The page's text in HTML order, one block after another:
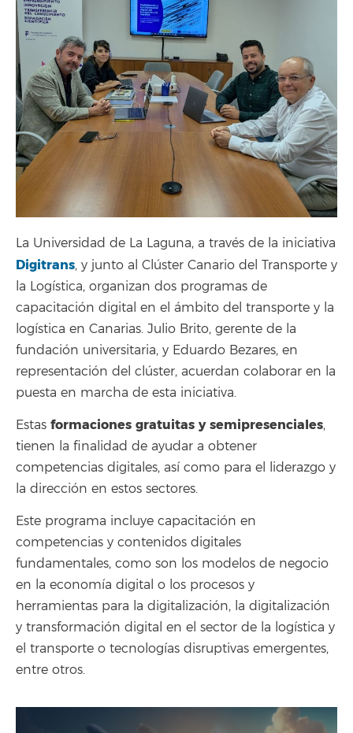
La Universidad de La Laguna, a través de la iniciativa
Digitrans, y junto al Clúster Canario del Transporte y
la Logística, organizan dos programas de
capacitación digital en el ámbito del transporte y la
logística en Canarias. Julio Brito, gerente de la
fundación universitaria, y Eduardo Bezares, en
representación del clúster, acuerdan colaborar en la
puesta en marcha de esta iniciativa.
Estas formaciones gratuitas y semipresenciales,
tienen la finalidad de ayudar a obtener
competencias digitales, así como para el liderazgo y
la dirección en estos sectores.
Este programa incluye capacitación en
competencias y contenidos digitales
fundamentales, como son los modelos de negocio
en la economía digital o los procesos y
herramientas para la digitalización, la digitalización
y transformación digital en el sector de la logística y
el transporte o tecnologías disruptivas emergentes,
entre otros.